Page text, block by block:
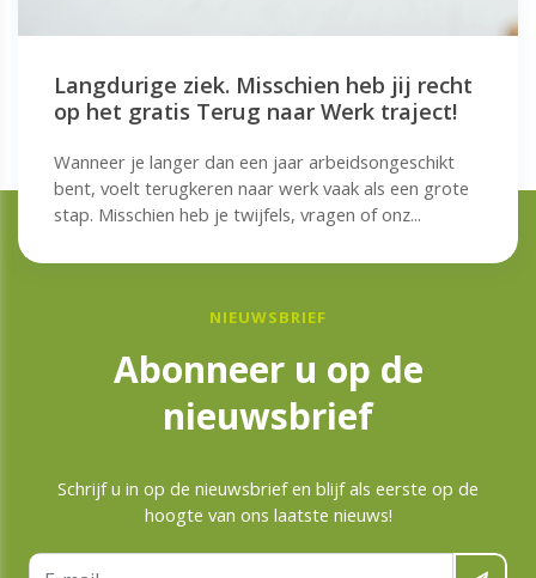
Langdurige ziek. Misschien heb jij recht
op het gratis Terug naar Werk traject!
Wanneer je langer dan een jaar arbeidsongeschikt
bent, voelt terugkeren naar werk vaak als een grote
stap. Misschien heb je twijfels, vragen of onz...
NIEUWSBRIEF
Abonneer u op de
nieuwsbrief
Schrijf u in op de nieuwsbrief en blijf als eerste op de
hoogte van ons laatste nieuws!